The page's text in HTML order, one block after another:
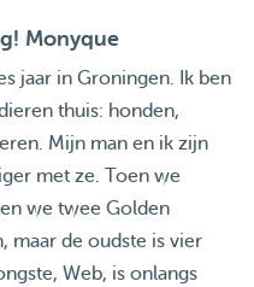
Monyque
jaar in Groningen. Ik ben
thuis: honden,
Mijn man en ik zijn
met ze. Toen we
we twee Golden
maar de oudste is vier
Web, is onlangs